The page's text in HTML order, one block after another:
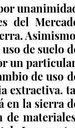
del
de suelo
un
de uso
extractiva.
en la sierra
de